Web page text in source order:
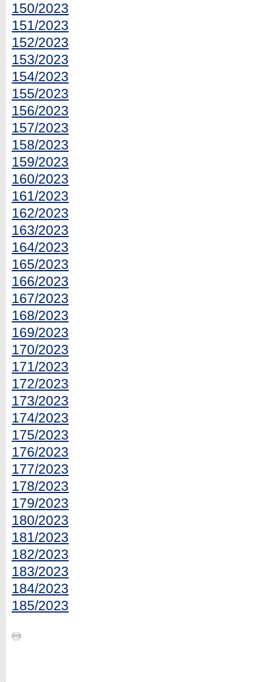
150/2023
151/2023
152/2023
153/2023
154/2023
155/2023
156/2023
157/2023
158/2023
159/2023
160/2023
161/2023
162/2023
163/2023
164/2023
165/2023
166/2023
167/2023
168/2023
169/2023
170/2023
171/2023
172/2023
173/2023
174/2023
175/2023
176/2023
177/2023
178/2023
179/2023
180/2023
181/2023
182/2023
183/2023
184/2023
185/2023